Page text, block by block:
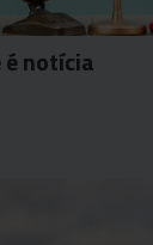
é notícia